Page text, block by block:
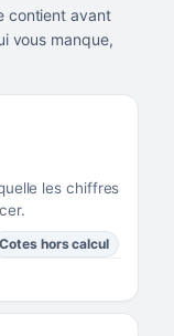
contient avant
vous manque,
les chiffres
Cotes hors calcul